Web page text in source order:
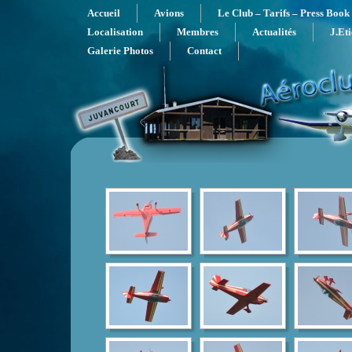
Accueil Avions
Le Club – Tarifs – Press Book
Localisation
Membres Actualités
Galerie Photos
Contact